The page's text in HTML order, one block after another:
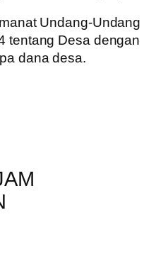
Undang-Undang
tentang Desa dengan
dana desa.